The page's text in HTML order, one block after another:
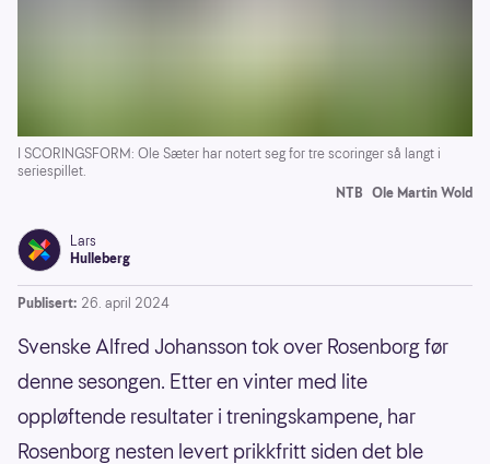
I SCORINGSFORM: Ole Sæter har notert seg for tre scoringer så langt i
seriespillet.
NTB Ole Martin Wold
Lars
Hulleberg
Publisert: 26. april 2024
Svenske Alfred Johansson tok over Rosenborg før
denne sesongen. Etter en vinter med lite
oppløftende resultater i treningskampene, har
Rosenborg nesten levert prikkfritt siden det ble